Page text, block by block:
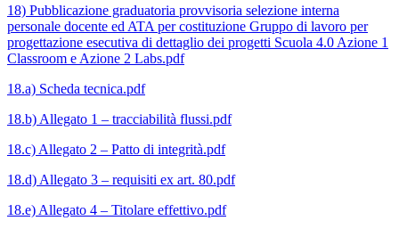
18) Pubblicazione graduatoria provvisoria selezione interna
personale docente ed ATA per costituzione Gruppo di lavoro per
progettazione esecutiva di dettaglio dei progetti Scuola 4.0 Azione 1
Classroom e Azione 2 Labs.pdf
18.a) Scheda tecnica.pdf
18.b) Allegato 1 – tracciabilità flussi.pdf
18.c) Allegato 2 – Patto di integrità.pdf
18.d) Allegato 3 – requisiti ex art. 80.pdf
18.e) Allegato 4 – Titolare effettivo.pdf